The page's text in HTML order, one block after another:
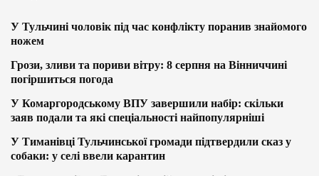
У Тульчині чоловік під час конфлікту поранив знайомого
ножем
Грози, зливи та пориви вітру: 8 серпня на Вінниччині
погіршиться погода
У Комаргородському ВПУ завершили набір: скільки
заяв подали та які спеціальності найпопулярніші
У Тиманівці Тульчинської громади підтвердили сказ у
собаки: у селі ввели карантин